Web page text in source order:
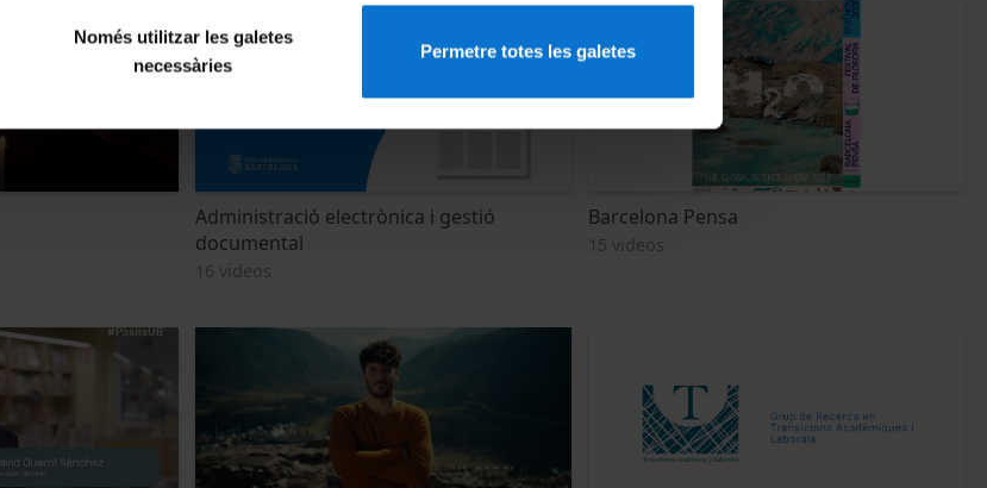
Només utilitzar les galetes
necessàries
Permetre totes les galetes
Administració electrònica i gestió
documental
16 videos
Barcelona Pensa
15 videos